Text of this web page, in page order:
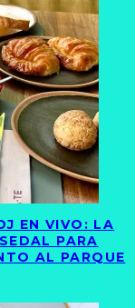
EN VIVO: LA
PARA
AL PARQUE